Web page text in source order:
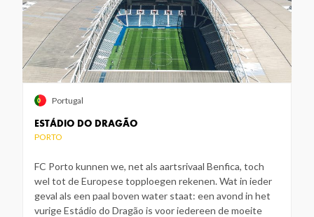
ESTÁDIO DO DRAGÃO
PORTO
FC Porto kunnen we, net als aartsrivaal Benfica, toch
wel tot de Europese topploegen rekenen. Wat in ieder
geval als een paal boven water staat: een avond in het
vurige Estádio do Dragão is voor iedereen de moeite
Portugal